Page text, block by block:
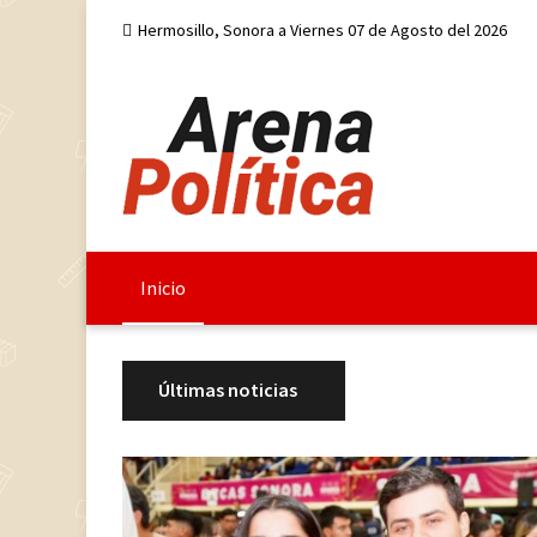
Hermosillo, Sonora a Viernes 07 de Agosto del 2026
Inicio
Últimas noticias